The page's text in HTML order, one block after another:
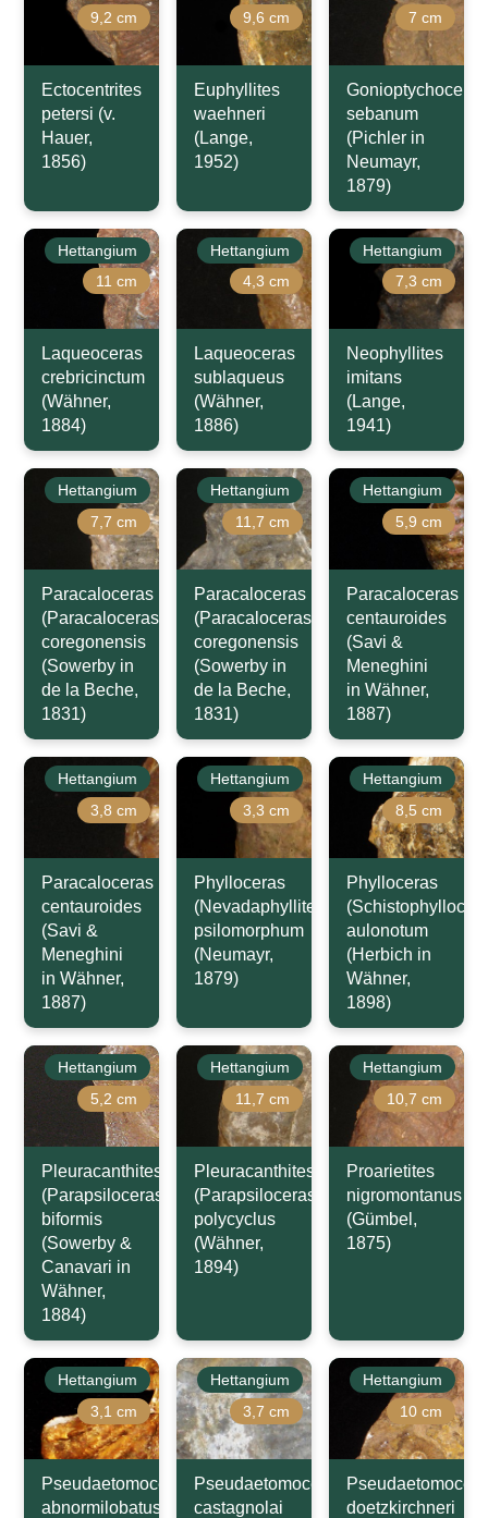
9,2 cm
Ectocentrites
petersi (v.
Hauer,
1856)
9,6 cm
Euphyllites
waehneri
(Lange,
1952)
7 cm
Gonioptychoceras
sebanum
(Pichler in
Neumayr,
1879)
Hettangium
11 cm
Laqueoceras
crebricinctum
(Wähner,
1884)
Hettangium
4,3 cm
Laqueoceras
sublaqueus
(Wähner,
1886)
Hettangium
7,3 cm
Neophyllites
imitans
(Lange,
1941)
Hettangium
7,7 cm
Paracaloceras
(Paracaloceras)
coregonensis
(Sowerby in
de la Beche,
1831)
Hettangium
11,7 cm
Paracaloceras
(Paracaloceras)
coregonensis
(Sowerby in
de la Beche,
1831)
Hettangium
5,9 cm
Paracaloceras
centauroides
(Savi &
Meneghini
in Wähner,
1887)
Hettangium
3,8 cm
Paracaloceras
centauroides
(Savi &
Meneghini
in Wähner,
1887)
Hettangium
3,3 cm
Phylloceras
(Nevadaphyllites)
psilomorphum
(Neumayr,
1879)
Hettangium
8,5 cm
Phylloceras
aulonotum
(Herbich in
Wähner,
1898)
Hettangium
5,2 cm
Pleuracanthites
(Parapsiloceras)
biformis
(Sowerby &
Canavari in
Wähner,
1884)
Hettangium
11,7 cm
Pleuracanthites
(Parapsiloceras)
polycyclus
(Wähner,
1894)
Hettangium
10,7 cm
Proarietites
nigromontanus
(Gümbel,
1875)
Hettangium
3,1 cm
Pseudaetomoceras
abnormilobatus
Hettangium
3,7 cm
Pseudaetomoceras
castagnolai
Hettangium
10 cm
doetzkirchneri